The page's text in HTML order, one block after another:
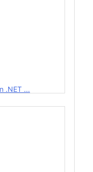
.NET ...